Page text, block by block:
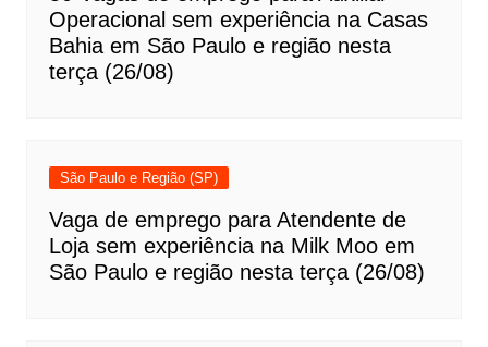
Operacional sem experiência na Casas
Bahia em São Paulo e região nesta
terça (26/08)
São Paulo e Região (SP)
Vaga de emprego para Atendente de
Loja sem experiência na Milk Moo em
São Paulo e região nesta terça (26/08)